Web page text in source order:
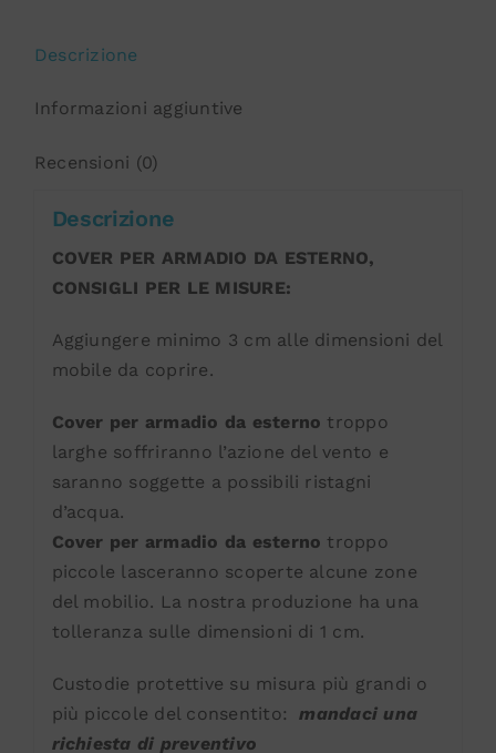
Descrizione
Informazioni aggiuntive
Recensioni (0)
Descrizione
COVER PER ARMADIO DA ESTERNO,
CONSIGLI PER LE MISURE:
Aggiungere minimo 3 cm alle dimensioni del
mobile da coprire.
Cover per armadio da esterno troppo
larghe soffriranno l’azione del vento e
saranno soggette a possibili ristagni
d’acqua.
Cover per armadio da esterno troppo
piccole lasceranno scoperte alcune zone
del mobilio. La nostra produzione ha una
tolleranza sulle dimensioni di 1 cm.
Custodie protettive su misura più grandi o
più piccole del consentito:mandaci una
richiesta di preventivo